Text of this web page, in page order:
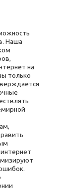
Наша
на
только